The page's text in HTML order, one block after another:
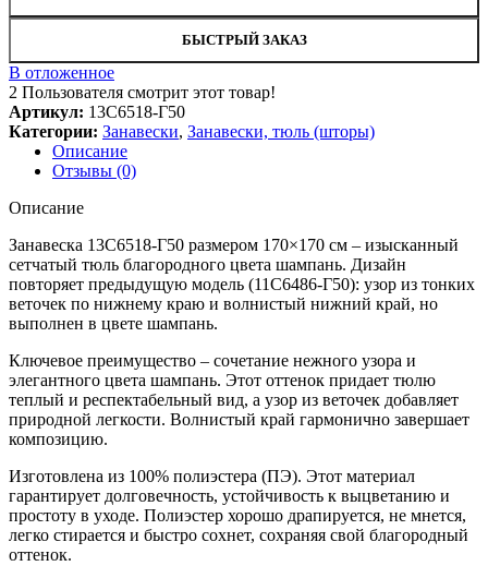
БЫСТРЫЙ ЗАКАЗ
В отложенное
2 Пользователя смотрит этот товар!
Артикул: 13С6518-Г50
Категории: Занавески, Занавески, тюль (шторы)
Описание
Отзывы (0)
Описание
Занавеска 13С6518-Г50 размером 170×170 см – изысканный
сетчатый тюль благородного цвета шампань. Дизайн
повторяет предыдущую модель (11С6486-Г50): узор из тонких
веточек по нижнему краю и волнистый нижний край, но
выполнен в цвете шампань.
Ключевое преимущество – сочетание нежного узора и
элегантного цвета шампань. Этот оттенок придает тюлю
теплый и респектабельный вид, а узор из веточек добавляет
природной легкости. Волнистый край гармонично завершает
композицию.
Изготовлена из 100% полиэстера (ПЭ). Этот материал
гарантирует долговечность, устойчивость к выцветанию и
простоту в уходе. Полиэстер хорошо драпируется, не мнется,
легко стирается и быстро сохнет, сохраняя свой благородный
оттенок.